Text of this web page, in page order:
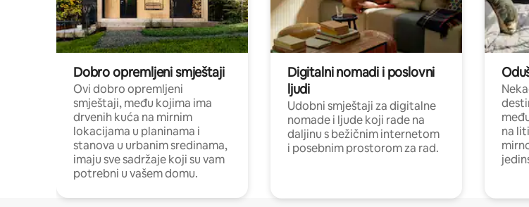
Dobro opremljeni smještaji
Ovi dobro opremljeni
smještaji, među kojima ima
drvenih kuća na mirnim
lokacijama u planinama i
stanova u urbanim sredinama,
imaju sve sadržaje koji su vam
potrebni u vašem domu.
Digitalni nomadi i poslovni
ljudi
Udobni smještaji za digitalne
nomade i ljude koji rade na
daljinu s bežičnim internetom
i posebnim prostorom za rad.
na